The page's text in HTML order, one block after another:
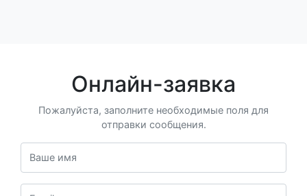
Онлайн-заявка
Пожалуйста, заполните необходимые поля для
отправки сообщения.